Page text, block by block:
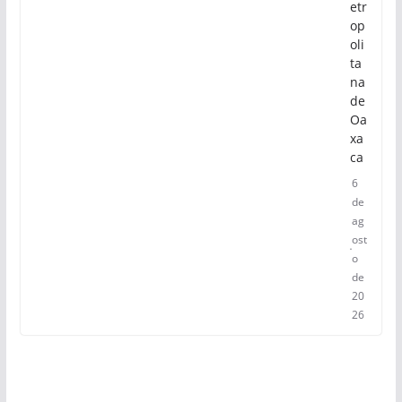
etr
op
oli
ta
na
de
Oa
xa
ca
6
de
ag
ost
o
de
20
26